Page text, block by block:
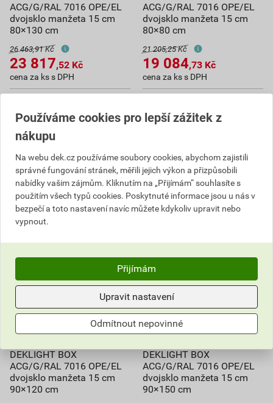
ACG/G/RAL 7016 OPE/EL
dvojsklo manžeta 15 cm
80×130 cm
26 463,91 Kč
23 817,52 Kč
cena za ks s DPH
Na poptávku
ks
23 817,52 Kč celkem s DPH
ACG/G/RAL 7016 OPE/EL
dvojsklo manžeta 15 cm
80×80 cm
21 205,25 Kč
19 084,73 Kč
cena za ks s DPH
Na poptávku
19 084,73 Kč celkem s DPH
DEKLIGHT BOX
ACG/G/RAL 7016 OPE/EL
dvojsklo manžeta 15 cm
90×120 cm
DEKLIGHT BOX
ACG/G/RAL 7016 OPE/EL
dvojsklo manžeta 15 cm
90×150 cm
Používáme cookies pro lepší zážitek z
nákupu
Na webu dek.cz používáme soubory cookies, abychom zajistili
správné fungování stránek, měřili jejich výkon a přizpůsobili
nabídky vašim zájmům. Kliknutím na „Přijímám“ souhlasíte s
použitím všech typů cookies. Poskytnuté informace jsou u nás v
bezpečí a toto nastavení navíc můžete kdykoliv upravit nebo
vypnout.
Přijímám
Upravit nastavení
Odmítnout nepovinné